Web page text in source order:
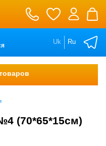
Uk Ru
(70*65*15см)